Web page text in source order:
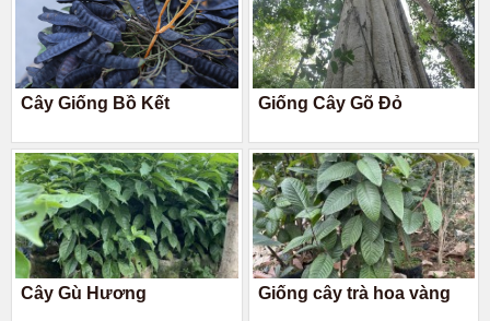
Cây Giống Bồ Kết Giống Cây Gõ Đỏ
Cây Gù Hương Giống cây trà hoa vàng